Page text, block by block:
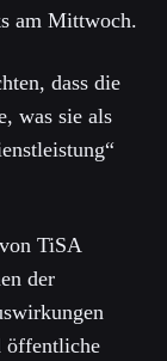
am Mittwoch.
dass die
was sie als
TiSA
der
öffentliche